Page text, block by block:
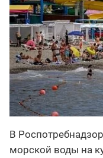
В
морской воды на